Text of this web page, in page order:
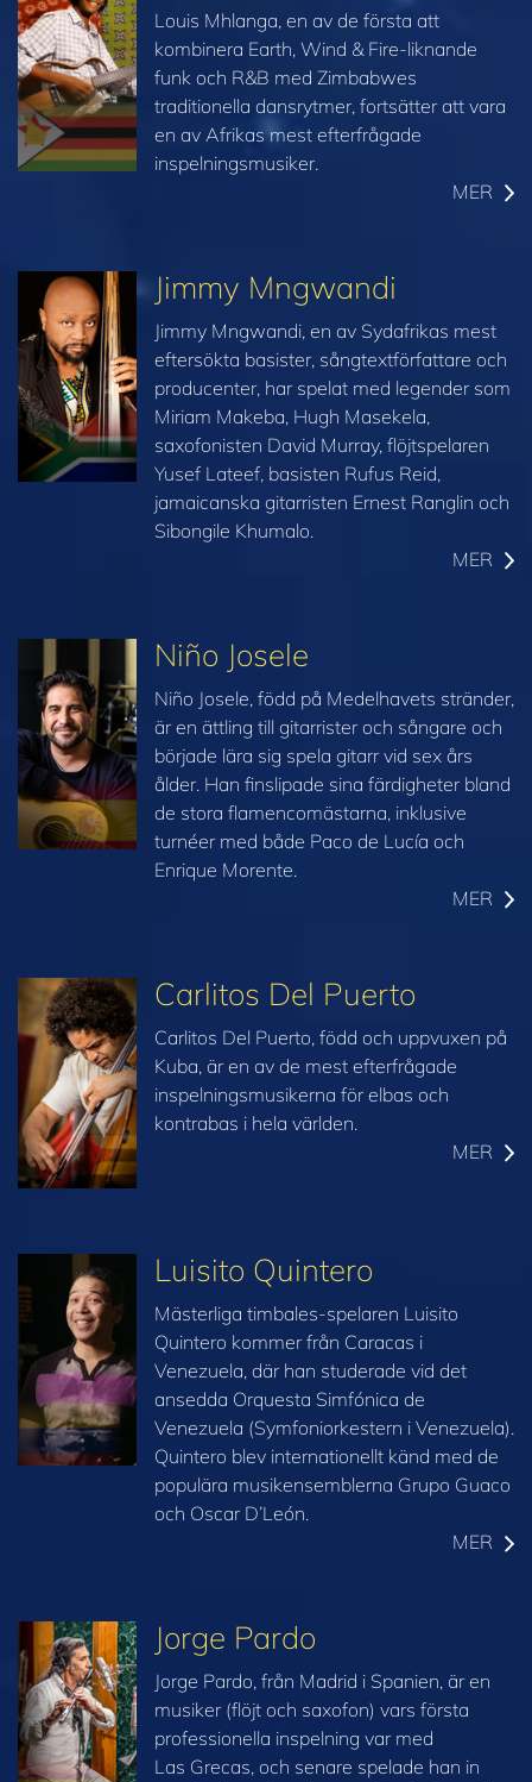
Louis Mhlanga, en av de första att
kombinera Earth, Wind & Fire-liknande
funk och R&B med Zimbabwes
traditionella dansrytmer, fortsätter att vara
en av Afrikas mest efterfrågade
inspelningsmusiker.
MER
Jimmy Mngwandi
Jimmy Mngwandi, en av Sydafrikas mest
eftersökta basister, sångtextförfattare och
producenter, har spelat med legender som
Miriam Makeba, Hugh Masekela,
saxofonisten David Murray, flöjtspelaren
Yusef Lateef, basisten Rufus Reid,
jamaicanska gitarristen Ernest Ranglin och
Sibongile Khumalo.
MER
Niño Josele
Niño Josele, född på Medelhavets stränder,
är en ättling till gitarrister och sångare och
började lära sig spela gitarr vid sex års
ålder. Han finslipade sina färdigheter bland
de stora flamencomästarna, inklusive
turnéer med både Paco de Lucía och
Enrique Morente.
MER
Carlitos Del Puerto
Carlitos Del Puerto, född och uppvuxen på
Kuba, är en av de mest efterfrågade
inspelningsmusikerna för elbas och
kontrabas i hela världen.
MER
Luisito Quintero
Mästerliga timbales-spelaren Luisito
Quintero kommer från Caracas i
Venezuela, där han studerade vid det
ansedda Orquesta Simfónica de
Venezuela (Symfoniorkestern i Venezuela).
Quintero blev internationellt känd med de
populära musikensemblerna Grupo Guaco
och Oscar D’León.
MER
Jorge Pardo
Jorge Pardo, från Madrid i Spanien, är en
musiker (flöjt och saxofon) vars första
professionella inspelning var med
Las Grecas, och senare spelade han in